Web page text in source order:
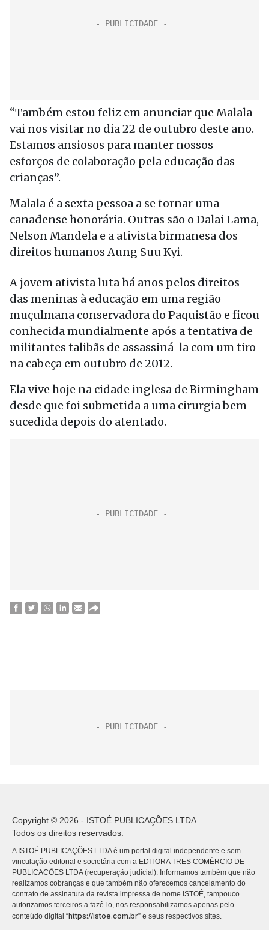
“Também estou feliz em anunciar que Malala
vai nos visitar no dia 22 de outubro deste ano.
Estamos ansiosos para manter nossos
esforços de colaboração pela educação das
crianças”.
Malala é a sexta pessoa a se tornar uma
canadense honorária. Outras são o Dalai Lama,
Nelson Mandela e a ativista birmanesa dos
direitos humanos Aung Suu Kyi.
A jovem ativista luta há anos pelos direitos
das meninas à educação em uma região
muçulmana conservadora do Paquistão e ficou
conhecida mundialmente após a tentativa de
militantes talibãs de assassiná-la com um tiro
na cabeça em outubro de 2012.
Ela vive hoje na cidade inglesa de Birmingham
desde que foi submetida a uma cirurgia bem-
sucedida depois do atentado.
Copyright © 2026 - ISTOÉ PUBLICAÇÕES LTDA
Todos os direitos reservados.
A ISTOÉ PUBLICAÇÕES LTDA é um portal digital independente e sem
vinculação editorial e societária com a EDITORA TRES COMÉRCIO DE
PUBLICACÕES LTDA (recuperação judicial). Informamos também que não
realizamos cobranças e que também não oferecemos cancelamento do
contrato de assinatura da revista impressa de nome ISTOÉ, tampouco
autorizamos terceiros a fazê-lo, nos responsabilizamos apenas pelo
conteúdo digital “https://istoe.com.br” e seus respectivos sites.